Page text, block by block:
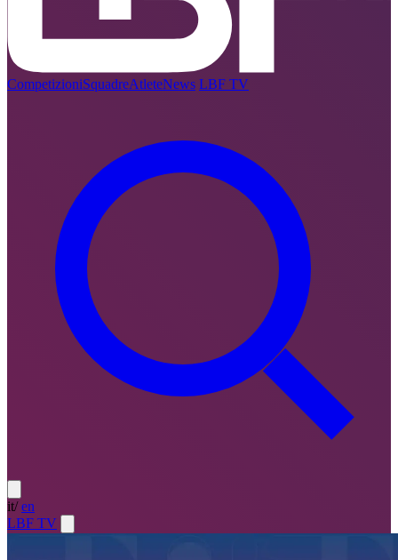
CompetizioniSquadreAtleteNews LBF TV
it/ en
LBF TV